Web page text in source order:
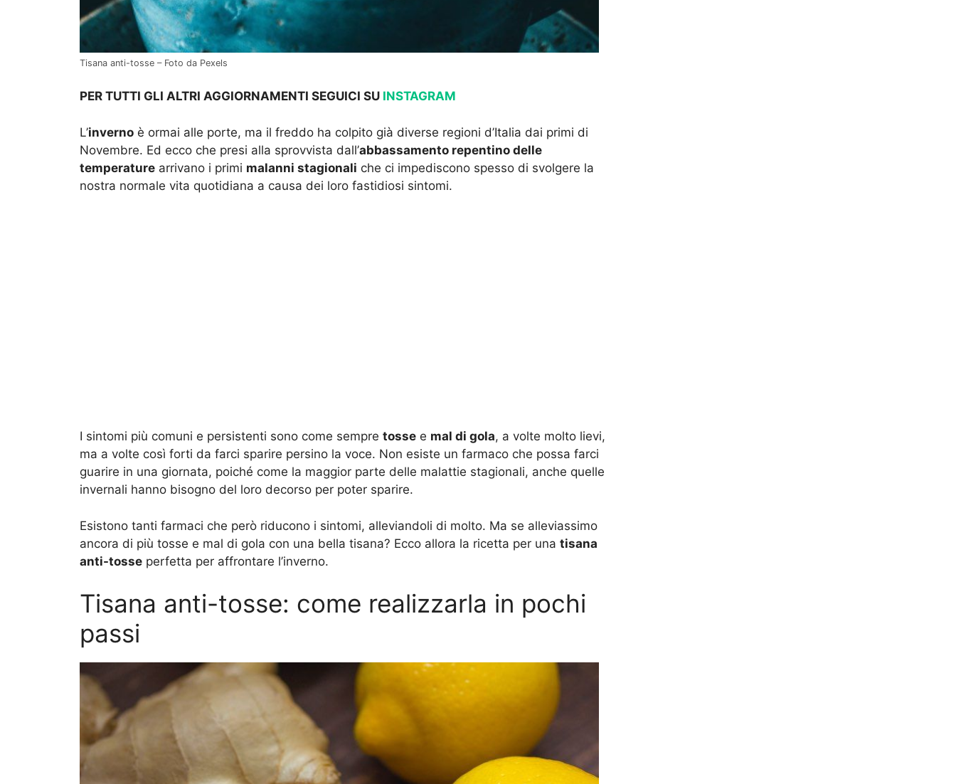
Tisana anti-tosse – Foto da Pexels
PER TUTTI GLI ALTRI AGGIORNAMENTI SEGUICI SU INSTAGRAM
L’inverno è ormai alle porte, ma il freddo ha colpito già diverse regioni d’Italia dai primi di
Novembre. Ed ecco che presi alla sprovvista dall’abbassamento repentino delle
temperature arrivano i primi malanni stagionali che ci impediscono spesso di svolgere la
nostra normale vita quotidiana a causa dei loro fastidiosi sintomi.
I sintomi più comuni e persistenti sono come sempre tosse e mal di gola, a volte molto lievi,
ma a volte così forti da farci sparire persino la voce. Non esiste un farmaco che possa farci
guarire in una giornata, poiché come la maggior parte delle malattie stagionali, anche quelle
invernali hanno bisogno del loro decorso per poter sparire.
Esistono tanti farmaci che però riducono i sintomi, alleviandoli di molto. Ma se alleviassimo
ancora di più tosse e mal di gola con una bella tisana? Ecco allora la ricetta per una tisana
anti-tosse perfetta per affrontare l’inverno.
Tisana anti-tosse: come realizzarla in pochi
passi